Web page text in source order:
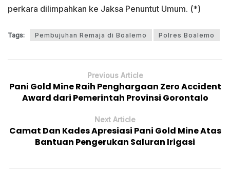
perkara dilimpahkan ke Jaksa Penuntut Umum. (*)
Tags: Pembujuhan Remaja di Boalemo Polres Boalemo
Previous Article
Pani Gold Mine Raih Penghargaan Zero Accident
Award dari Pemerintah Provinsi Gorontalo
Next Article
Camat Dan Kades Apresiasi Pani Gold Mine Atas
Bantuan Pengerukan Saluran Irigasi